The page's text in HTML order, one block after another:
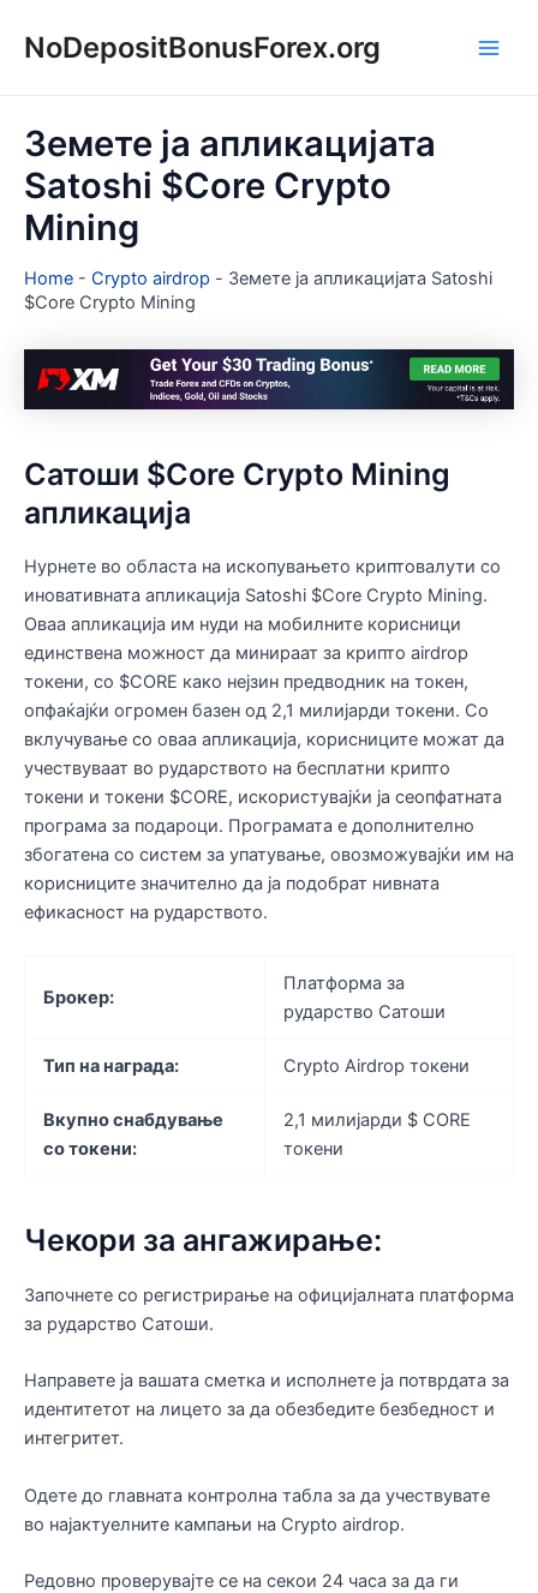
NoDepositBonusForex.org
Земете ја апликацијата
Satoshi $Core Crypto
Mining
Home - Crypto airdrop - Земете ја апликацијата Satoshi
$Core Crypto Mining
Сатоши $Core Crypto Mining
апликација
Нурнете во областа на ископувањето криптовалути со
иновативната апликација Satoshi $Core Crypto Mining.
Оваа апликација им нуди на мобилните корисници
единствена можност да минираат за крипто airdrop
токени, со $CORE како нејзин предводник на токен,
опфаќајќи огромен базен од 2,1 милијарди токени. Со
вклучување со оваа апликација, корисниците можат да
учествуваат во рударството на бесплатни крипто
токени и токени $CORE, искористувајќи ја сеопфатната
програма за подароци. Програмата е дополнително
збогатена со систем за упатување, овозможувајќи им на
корисниците значително да ја подобрат нивната
ефикасност на рударството.
Брокер:
Платформа за
рударство Сатоши
Тип на награда: Crypto Airdrop токени
Вкупно снабдување
со токени:
2,1 милијарди $ CORE
токени
Чекори за ангажирање:
Започнете со регистрирање на официјалната платформа
за рударство Сатоши.
Направете ја вашата сметка и исполнете ја потврдата за
идентитетот на лицето за да обезбедите безбедност и
интегритет.
Одете до главната контролна табла за да учествувате
во најактуелните кампањи на Crypto airdrop.
Редовно проверувајте се на секои 24 часа за да ги